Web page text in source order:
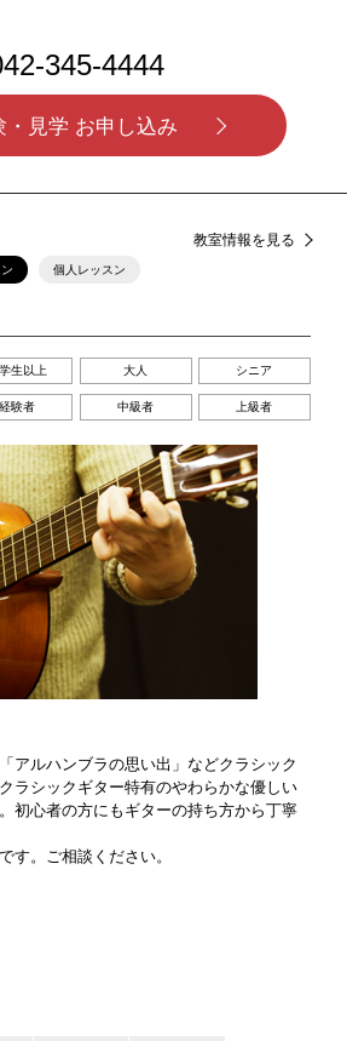
345-4444
・見学 お申し込み
教室情報を見る
個人レッスン
生以上 大人 シニア
経験者 中級者 上級者
アルハンブラの思い出」などクラシック
ラシックギター特有のやわらかな優しい
初心者の方にもギターの持ち方から丁寧
す。ご相談ください。